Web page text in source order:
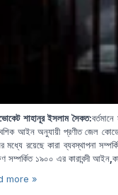
শাহানূর ইসলাম সৈকত:
আইন অনুযায়ী প্রণীত জেল
মধ্যে রয়েছে কারা ব্যবস্থাপনা
সম্পর্কিত ১৯০০ এর কারাবন্দী আইন
more »